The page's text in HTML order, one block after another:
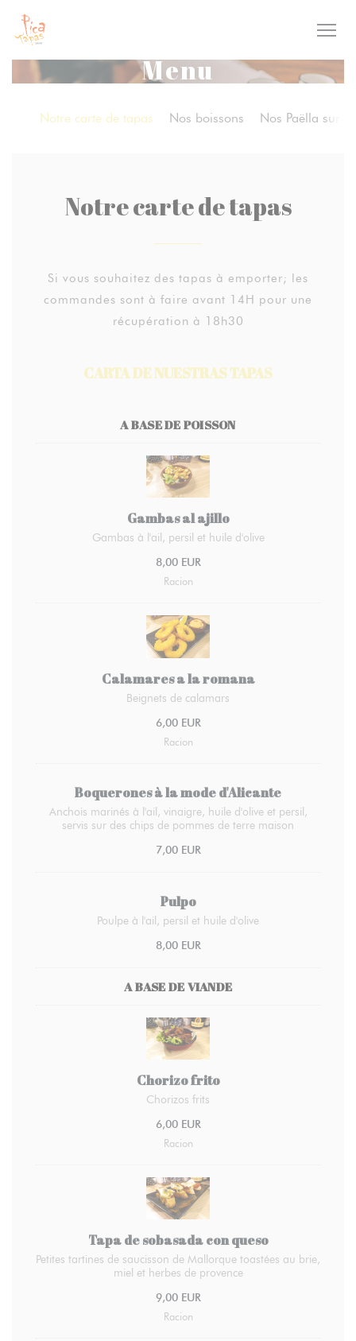
Panel pro správu cookies
Menu
Notre carte de tapas Nos boissons Nos Paëlla sur
Notre carte de tapas
Si vous souhaitez des tapas à emporter; les
commandes sont à faire avant 14H pour une
récupération à 18h30
CARTA DE NUESTRAS TAPAS
A BASE DE POISSON
Gambas al ajillo
Gambas à l'ail, persil et huile d'olive
8,00 EUR
Racion
Calamares a la romana
Beignets de calamars
6,00 EUR
Racion
Boquerones à la mode d'Alicante
Anchois marinés à l'ail, vinaigre, huile d'olive et persil,
servis sur des chips de pommes de terre maison
7,00 EUR
Pulpo
Poulpe à l'ail, persil et huile d'olive
8,00 EUR
A BASE DE VIANDE
Chorizo frito
Chorizos frits
6,00 EUR
Racion
Tapa de sobasada con queso
Petites tartines de saucisson de Mallorque toastées au brie,
miel et herbes de provence
9,00 EUR
Racion